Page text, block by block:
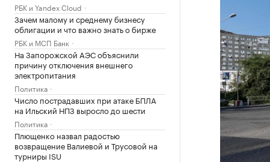
РБК и Yandex Cloud
Зачем малому и среднему бизнесу
облигации и что важно знать о бирже
РБК и МСП Банк
На Запорожской АЭС объяснили
причину отключения внешнего
электропитания
Политика
Число пострадавших при атаке БПЛА
на Ильский НПЗ выросло до шести
Политика
Плющенко назвал радостью
возвращение Валиевой и Трусовой на
турниры ISU